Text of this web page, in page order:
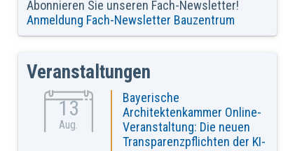
Abonnieren Sie unseren Fach-Newsletter!
Anmeldung Fach-Newsletter Bauzentrum
Veranstaltungen
13
Aug.
Bayerische
Architektenkammer Online-
Veranstaltung: Die neuen
Transparenzpflichten der KI-